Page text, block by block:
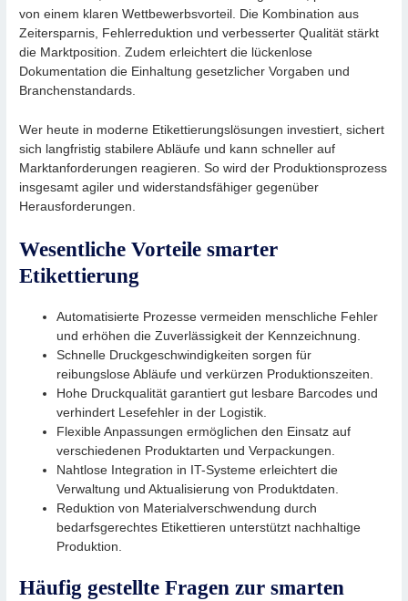
von einem klaren Wettbewerbsvorteil. Die Kombination aus
Zeitersparnis, Fehlerreduktion und verbesserter Qualität stärkt
die Marktposition. Zudem erleichtert die lückenlose
Dokumentation die Einhaltung gesetzlicher Vorgaben und
Branchenstandards.
Wer heute in moderne Etikettierungslösungen investiert, sichert
sich langfristig stabilere Abläufe und kann schneller auf
Marktanforderungen reagieren. So wird der Produktionsprozess
insgesamt agiler und widerstandsfähiger gegenüber
Herausforderungen.
Wesentliche Vorteile smarter
Etikettierung
Automatisierte Prozesse vermeiden menschliche Fehler
und erhöhen die Zuverlässigkeit der Kennzeichnung.
Schnelle Druckgeschwindigkeiten sorgen für
reibungslose Abläufe und verkürzen Produktionszeiten.
Hohe Druckqualität garantiert gut lesbare Barcodes und
verhindert Lesefehler in der Logistik.
Flexible Anpassungen ermöglichen den Einsatz auf
verschiedenen Produktarten und Verpackungen.
Nahtlose Integration in IT-Systeme erleichtert die
Verwaltung und Aktualisierung von Produktdaten.
Reduktion von Materialverschwendung durch
bedarfsgerechtes Etikettieren unterstützt nachhaltige
Produktion.
Häufig gestellte Fragen zur smarten